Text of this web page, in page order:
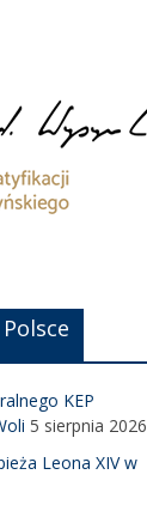
KEP
5 sierpnia 2026
Leona XIV w